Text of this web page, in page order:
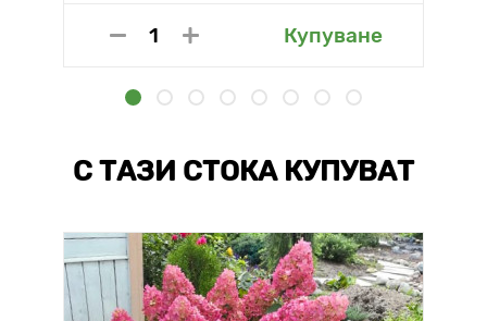
Купуване
С ТАЗИ СТОКА КУПУВАТ